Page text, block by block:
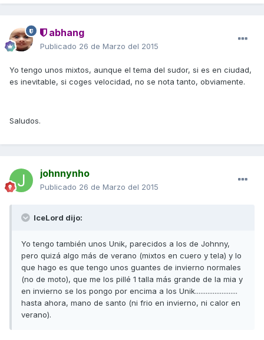
abhang
Publicado 26 de Marzo del 2015
Yo tengo unos mixtos, aunque el tema del sudor, si es en ciudad,
es inevitable, si coges velocidad, no se nota tanto, obviamente.
Saludos.
johnnynho
Publicado 26 de Marzo del 2015
IceLord dijo:
Yo tengo también unos Unik, parecidos a los de Johnny,
pero quizá algo más de verano (mixtos en cuero y tela) y lo
que hago es que tengo unos guantes de invierno normales
(no de moto), que me los pillé 1 talla más grande de la mia y
en invierno se los pongo por encima a los Unik........................
hasta ahora, mano de santo (ni frio en invierno, ni calor en
verano).